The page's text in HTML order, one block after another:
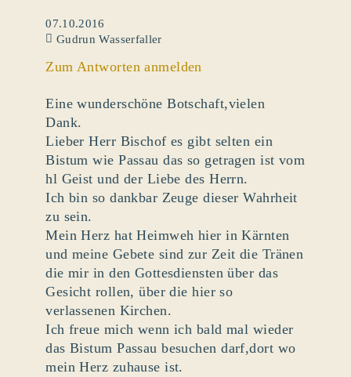
07.10.2016
Gudrun Wasserfaller
Zum Antworten anmelden
Eine wunderschöne Botschaft,vielen
Dank.
Lieber Herr Bischof es gibt selten ein
Bistum wie Passau das so getragen ist vom
hl Geist und der Liebe des Herrn.
Ich bin so dankbar Zeuge dieser Wahrheit
zu sein.
Mein Herz hat Heimweh hier in Kärnten
und meine Gebete sind zur Zeit die Tränen
die mir in den Gottesdiensten über das
Gesicht rollen, über die hier so
verlassenen Kirchen.
Ich freue mich wenn ich bald mal wieder
das Bistum Passau besuchen darf,dort wo
mein Herz zuhause ist.